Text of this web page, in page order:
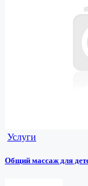
Услуги
Общий массаж для